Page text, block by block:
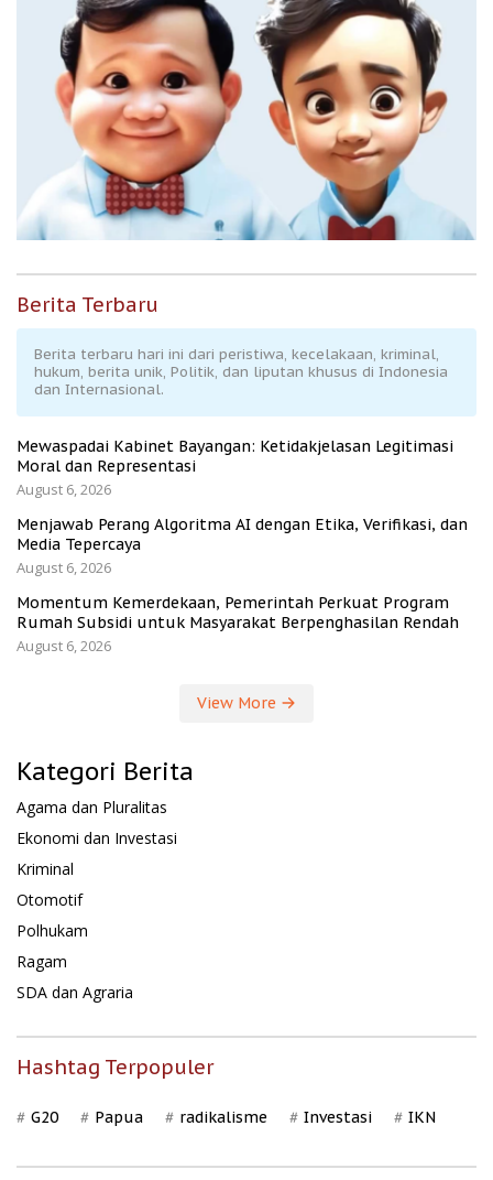
Berita Terbaru
Berita terbaru hari ini dari peristiwa, kecelakaan, kriminal,
hukum, berita unik, Politik, dan liputan khusus di Indonesia
dan Internasional.
Mewaspadai Kabinet Bayangan: Ketidakjelasan Legitimasi
Moral dan Representasi
August 6, 2026
Menjawab Perang Algoritma AI dengan Etika, Verifikasi, dan
Media Tepercaya
August 6, 2026
Momentum Kemerdekaan, Pemerintah Perkuat Program
Rumah Subsidi untuk Masyarakat Berpenghasilan Rendah
August 6, 2026
View More
Kategori Berita
Agama dan Pluralitas
Ekonomi dan Investasi
Kriminal
Otomotif
Polhukam
Ragam
SDA dan Agraria
Hashtag Terpopuler
G20 Papua radikalisme Investasi IKN